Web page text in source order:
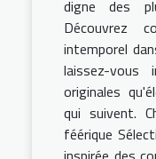
digne des
Découvrez
intemporel
laissez-
originales
qui suivent.
féérique